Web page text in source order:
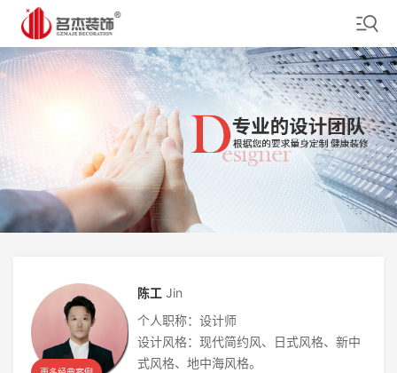
陈工 Jin
个人职称：设计师
设计风格：现代简约风、日式风格、新中
式风格、地中海风格。